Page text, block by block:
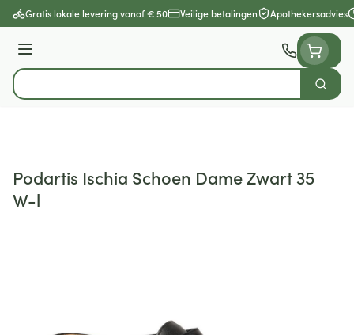
Ga naar de inhoud
Gratis lokale levering vanaf € 50 Veilige betalingen Apothekersadvies
Menu
Product, merk, categorie...
Zoek
Podartis Ischia Schoen Dame Zwart 35
W-l